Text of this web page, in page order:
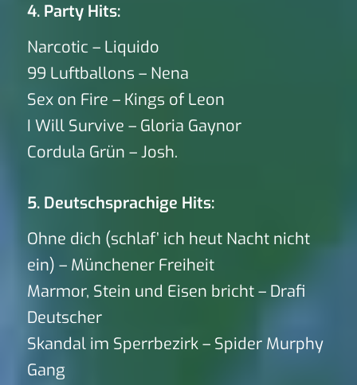
4. Party Hits:
Narcotic – Liquido
99 Luftballons – Nena
Sex on Fire – Kings of Leon
I Will Survive – Gloria Gaynor
Cordula Grün – Josh.
5. Deutschsprachige Hits:
Ohne dich (schlaf’ ich heut Nacht nicht
ein) – Münchener Freiheit
Marmor, Stein und Eisen bricht – Drafi
Deutscher
Skandal im Sperrbezirk – Spider Murphy
Gang